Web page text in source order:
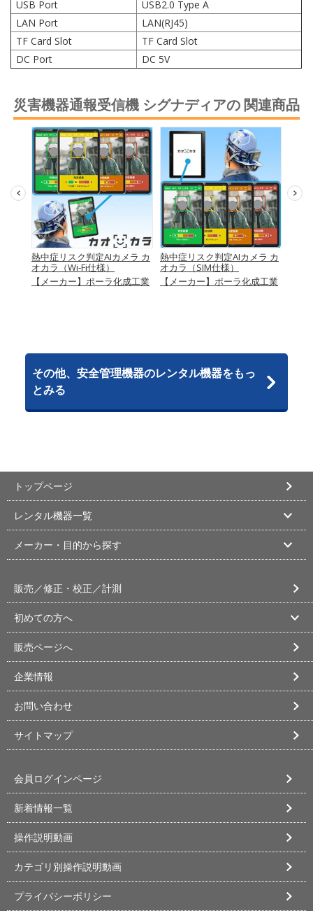
USB Port
USB2.0 Type A
LAN Port
LAN(RJ45)
TF Card Slot
TF Card Slot
DC Port
DC 5V
災害機器通報受信機 シグナディアの 関連商品
熱中症リスク判定AIカメラ カ
オカラ（Wi-Fi仕様）
【メーカー】ポーラ化成工業
熱中症リスク判定AIカメラ カ
オカラ（SIM仕様）
【メーカー】ポーラ化成工業
その他、安全管理機器のレンタル機器をもっ
とみる
トップページ
レンタル機器一覧
メーカー・目的から探す
販売／修正・校正／計測
初めての方へ
販売ページへ
企業情報
お問い合わせ
サイトマップ
会員ログインページ
新着情報一覧
操作説明動画
カテゴリ別操作説明動画
プライバシーポリシー